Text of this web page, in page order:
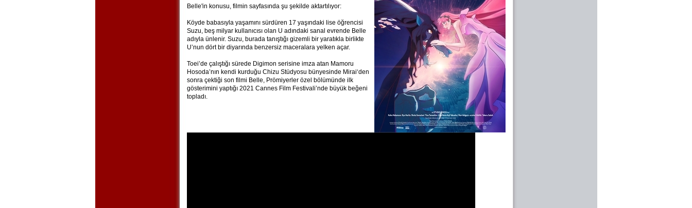
Belle'in konusu, filmin sayfasında şu şekilde aktartılıyor:
Köyde babasıyla yaşamını sürdüren 17 yaşındaki lise öğrencisi
Suzu, beş milyar kullanıcısı olan U adındaki sanal evrende Belle
adıyla ünlenir. Suzu, burada tanıştığı gizemli bir yaratıkla birlikte
U’nun dört bir diyarında benzersiz maceralara yelken açar.
Toei’de çalıştığı sürede Digimon serisine imza atan Mamoru
Hosoda’nın kendi kurduğu Chizu Stüdyosu bünyesinde Mirai‘den
sonra çektiği son filmi Belle, Prömiyerler özel bölümünde ilk
gösterimini yaptığı 2021 Cannes Film Festivali’nde büyük beğeni
topladı.